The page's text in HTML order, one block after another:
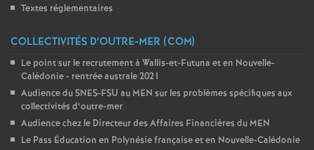
Textes réglementaires
COLLECTIVITÉS D’OUTRE-MER (COM)
Le point sur le recrutement à Wallis-et-Futuna et en Nouvelle-
Calédonie - rentrée australe 2021
Audience du SNES-FSU au MEN sur les problèmes spécifiques aux
collectivités d’outre-mer
Audience chez le Directeur des Affaires Financières du MEN
Le Pass Éducation en Polynésie française et en Nouvelle-Calédonie